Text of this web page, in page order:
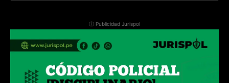
ⓘ Publicidad Jurispol